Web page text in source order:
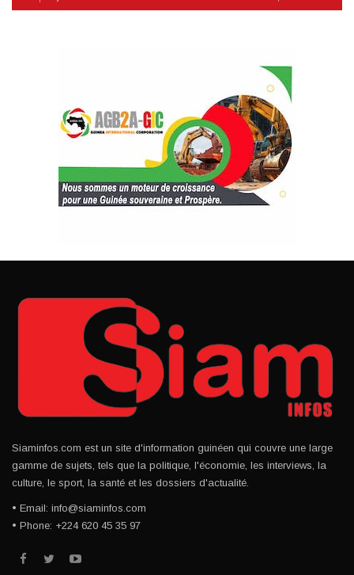
Siaminfos.com est un site d'information guinéen qui couvre une large
gamme de sujets, tels que la politique, l'économie, les interviews, la
culture, le sport, la santé et les dossiers d'actualité.
• Email: info@siaminfos.com
• Phone: +224 620 45 35 97